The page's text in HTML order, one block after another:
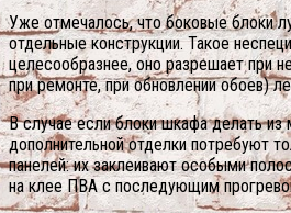
Уже отмечалось, что боковые блоки
отдельные конструкции. Такое
целесообразнее, оно разрешает при
при ремонте, при обновлении обоев)
В случае если блоки шкафа делать
дополнительной отделки потребуют
панелей: их заклеивают особыми
на клее ПВА с последующим